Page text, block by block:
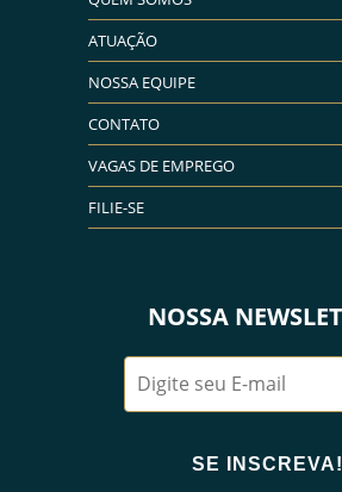
ATUAÇÃO
NOSSA EQUIPE
CONTATO
VAGAS DE EMPREGO
FILIE-SE
NOSSA